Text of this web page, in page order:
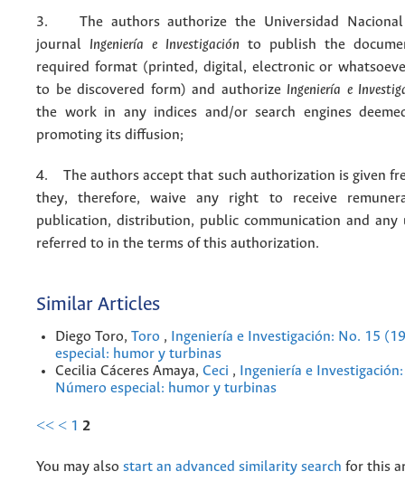
3. The authors authorize the Universidad Nacional
journal Ingeniería e Investigación to publish the
required format (printed, digital, electronic or
to be discovered form) and authorize Ingeniería e
the work in any indices and/or search engines
promoting its diffusion;
4. The authors accept that such authorization is given
they, therefore, waive any right to receive
publication, distribution, public communication and any
referred to in the terms of this authorization.
Similar Articles
Diego Toro, Toro ,
Ingeniería e Investigación: No. 15
especial: humor y turbinas
Cecilia Cáceres Amaya, Ceci ,
Ingeniería e
Número especial: humor y turbinas
<< < 1 2
You may also start an advanced similarity search for this